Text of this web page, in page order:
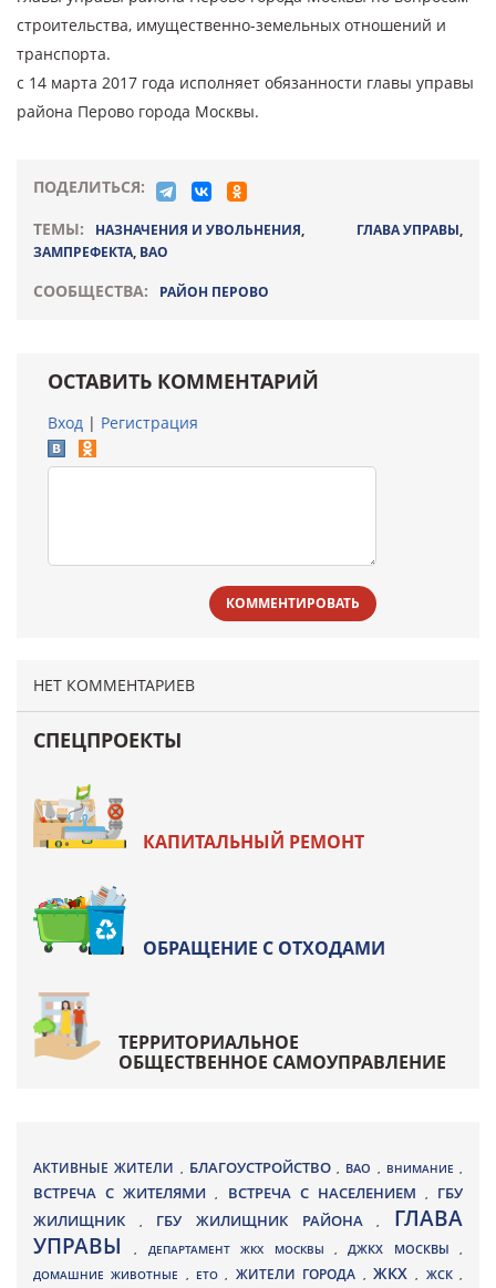
строительства, имущественно-земельных отношений и
транспорта.
с 14 марта 2017 года исполняет обязанности главы управы
района Перово города Москвы.
ПОДЕЛИТЬСЯ:
ТЕМЫ:
НАЗНАЧЕНИЯ И УВОЛЬНЕНИЯ, ГЛАВА УПРАВЫ,
ЗАМПРЕФЕКТА, ВАО
СООБЩЕСТВА: РАЙОН ПЕРОВО
ОСТАВИТЬ КОММЕНТАРИЙ
Вход | Регистрация
КОММЕНТИРОВАТЬ
НЕТ КОММЕНТАРИЕВ
СПЕЦПРОЕКТЫ
КАПИТАЛЬНЫЙ РЕМОНТ
ОБРАЩЕНИЕ С ОТХОДАМИ
ТЕРРИТОРИАЛЬНОЕ
ОБЩЕСТВЕННОЕ САМОУПРАВЛЕНИЕ
АКТИВНЫЕ ЖИТЕЛИ , БЛАГОУСТРОЙСТВО , ВАО , ВНИМАНИЕ ,
ВСТРЕЧА С ЖИТЕЛЯМИ, ВСТРЕЧА С НАСЕЛЕНИЕМ , ГБУ
ЖИЛИЩНИК
, ГБУ ЖИЛИЩНИК РАЙОНА, ГЛАВА
УПРАВЫ, ДЕПАРТАМЕНТ ЖКХ МОСКВЫ ,ДЖКХ МОСКВЫ ,
ДОМАШНИЕ ЖИВОТНЫЕ , ЕТО, ЖИТЕЛИ ГОРОДА , ЖКХ, ЖСК,